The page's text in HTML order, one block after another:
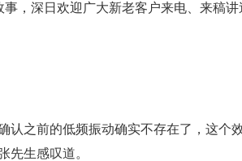
深日欢迎广大新老客户来电、来稿
之前的低频振动确实不存在了，这个
先生感叹道。